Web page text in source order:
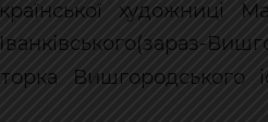
художниці
Вишгородського